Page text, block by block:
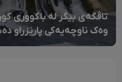
تاڤگەی بێگر لە باکووری
وەک ناوچەیەکی پارێزراو